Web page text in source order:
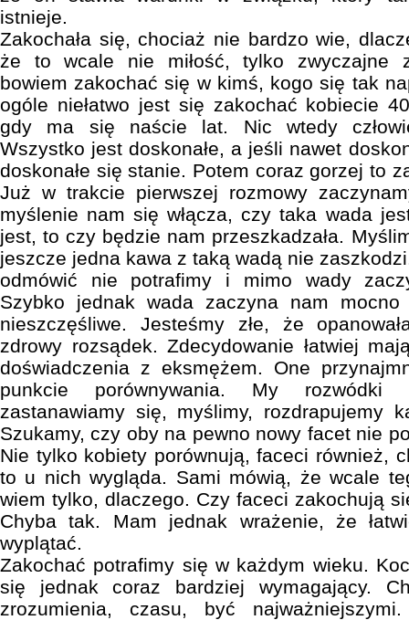
istnieje.
Zakochała się, chociaż nie bardzo wie,
że to wcale nie miłość, tylko zwyczajne
bowiem zakochać się w kimś, kogo się tak
ogóle niełatwo jest się zakochać kobiecie
gdy ma się naście lat. Nic wtedy
Wszystko jest doskonałe, a jeśli nawet
doskonałe się stanie. Potem coraz gorzej to
Już w trakcie pierwszej rozmowy
myślenie nam się włącza, czy taka wada
jest, to czy będzie nam przeszkadzała.
jeszcze jedna kawa z taką wadą nie
odmówić nie potrafimy i mimo wady
Szybko jednak wada zaczyna nam
nieszczęśliwe. Jesteśmy złe, że
zdrowy rozsądek. Zdecydowanie łatwiej
doświadczenia z eksmężem. One
punkcie porównywania. My rozwódki
zastanawiamy się, myślimy, rozdrapujemy
Szukamy, czy oby na pewno nowy facet nie
Nie tylko kobiety porównują, faceci również,
to u nich wygląda. Sami mówią, że wcale
wiem tylko, dlaczego. Czy faceci zakochują
Chyba tak. Mam jednak wrażenie, że
wyplątać.
Zakochać potrafimy się w każdym wieku.
się jednak coraz bardziej wymagający.
zrozumienia, czasu, być